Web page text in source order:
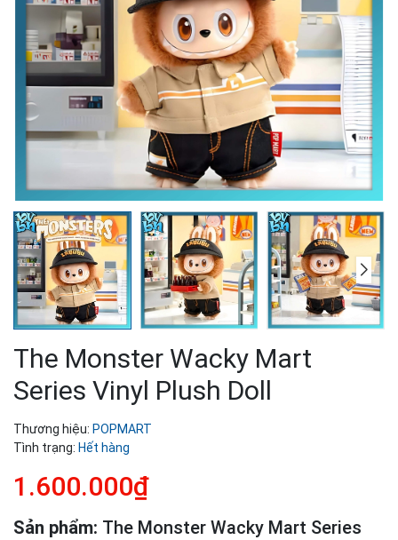
The Monster Wacky Mart
Series Vinyl Plush Doll
Thương hiệu: POPMART
Tình trạng: Hết hàng
1.600.000₫
Sản phẩm: The Monster Wacky Mart Series